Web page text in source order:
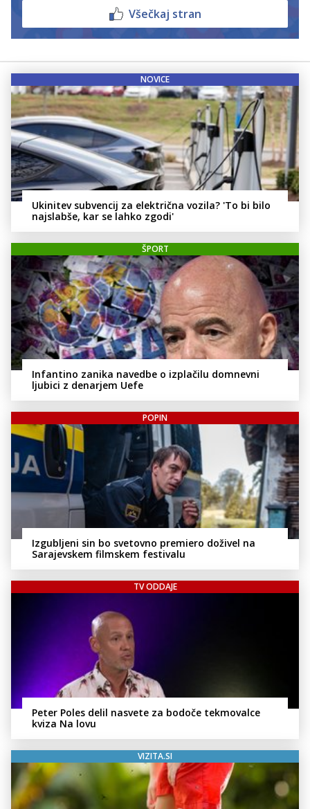
Všečkaj stran
NOVICE
Ukinitev subvencij za električna vozila? 'To bi bilo
najslabše, kar se lahko zgodi'
ŠPORT
Infantino zanika navedbe o izplačilu domnevni
ljubici z denarjem Uefe
POPIN
Izgubljeni sin bo svetovno premiero doživel na
Sarajevskem filmskem festivalu
TV ODDAJE
Peter Poles delil nasvete za bodoče tekmovalce
kviza Na lovu
VIZITA.SI